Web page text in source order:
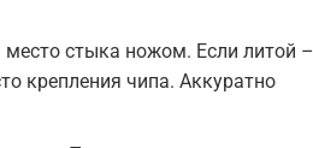
место стыка ножом. Если литой –
крепления чипа. Аккуратно